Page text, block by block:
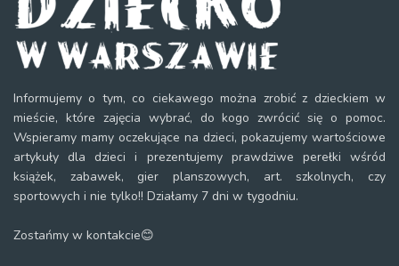
Informujemy o tym, co ciekawego można zrobić z dzieckiem w
mieście, które zajęcia wybrać, do kogo zwrócić się o pomoc.
Wspieramy mamy oczekujące na dzieci, pokazujemy wartościowe
artykuły dla dzieci i prezentujemy prawdziwe perełki wśród
książek, zabawek, gier planszowych, art. szkolnych, czy
sportowych i nie tylko!! Działamy 7 dni w tygodniu.
Zostańmy w kontakcie😊